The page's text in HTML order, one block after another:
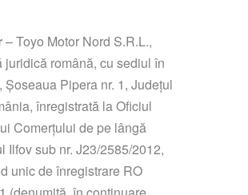
– Toyo Motor Nord S.R.L.,
juridică română, cu sediul în
Șoseaua Pipera nr. 1, Județul
înregistrată la Oficiul
Comerțului de pe lângă
Ilfov sub nr. J23/2585/2012,
unic de înregistrare RO